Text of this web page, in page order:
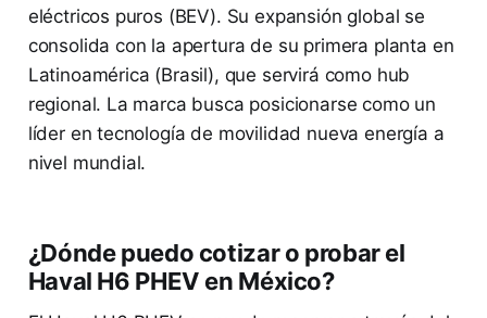
eléctricos puros (BEV). Su expansión global se
consolida con la apertura de su primera planta en
Latinoamérica (Brasil), que servirá como hub
regional. La marca busca posicionarse como un
líder en tecnología de movilidad nueva energía a
nivel mundial.
¿Dónde puedo cotizar o probar el
Haval H6 PHEV en México?